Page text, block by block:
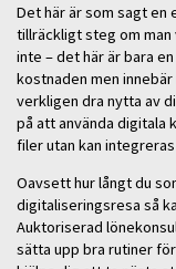
Det här är som sagt en
tillräckligt steg om
inte – det här är bara
kostnaden men
verkligen dra nytta av
på att använda digitala
filer utan kan
Oavsett hur långt du
digitaliseringsresa så
Auktoriserad
sätta upp bra rutiner